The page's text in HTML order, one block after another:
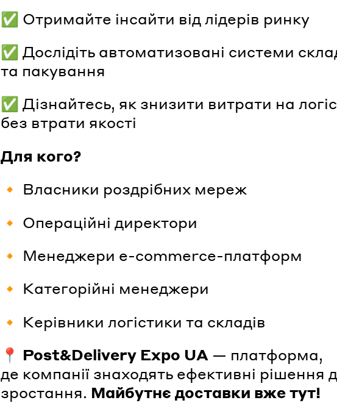
✅ Отримайте інсайти від лідерів ринку
✅ Дослідіть автоматизовані системи
та пакування
✅ Дізнайтесь, як знизити витрати на
без втрати якості
Для кого?
🔸 Власники роздрібних мереж
🔸 Операційні директори
🔸 Менеджери e-commerce-платформ
🔸 Категорійні менеджери
🔸 Керівники логістики та складів
📍 Post&Delivery Expo UA — платформа,
де компанії знаходять ефективні рішення
зростання. Майбутнє доставки вже тут!